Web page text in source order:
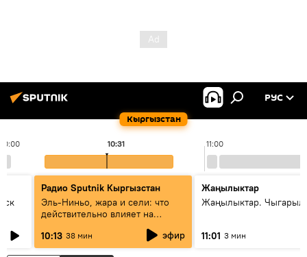
Кыргызстан
РУС
10:00 11:00
10:31
Радио Sputnik Кыргызстан
Эль-Ниньо, жара и сели: что
действительно влияет на
10:13 38 мин эфир
Жаңылыктар
Жаңылыктар.
11:01 3 мин